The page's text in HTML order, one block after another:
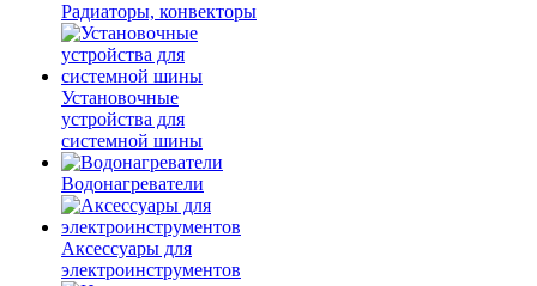
Радиаторы, конвекторы
Установочные
устройства для
системной шины
Водонагреватели
Аксессуары для
электроинструментов